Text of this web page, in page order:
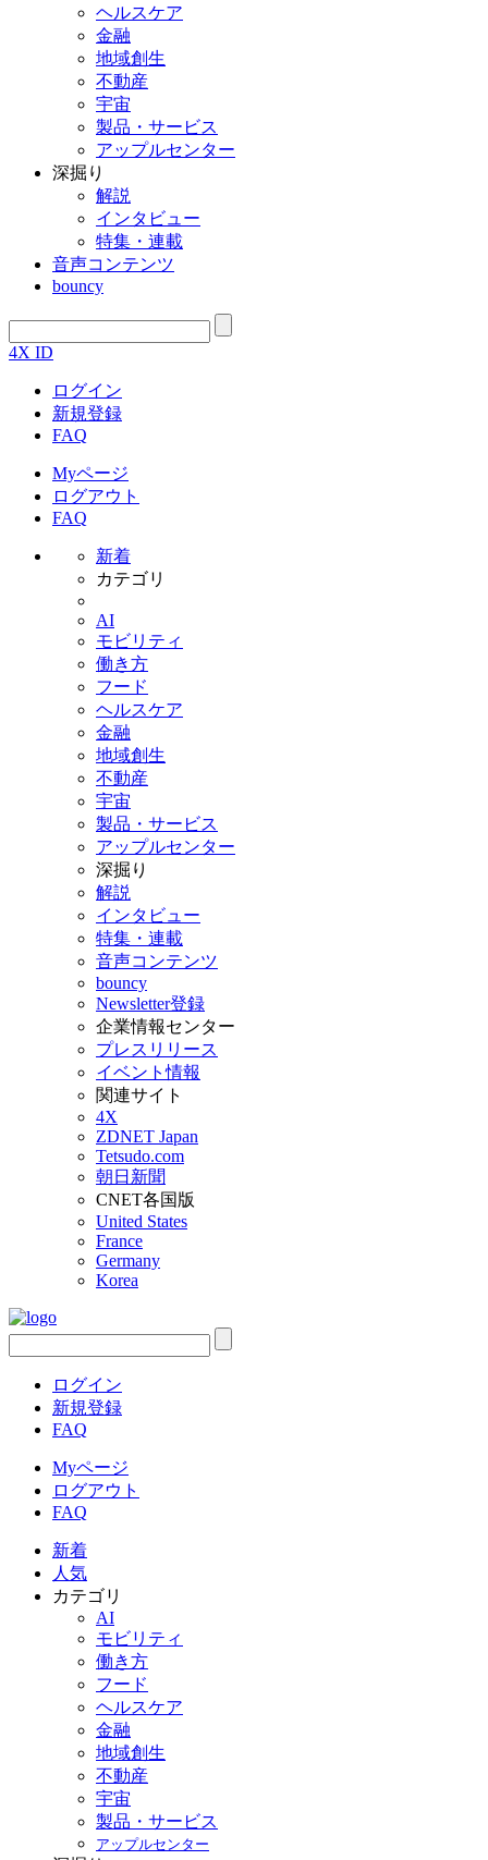
ヘルスケア
金融
地域創生
不動産
宇宙
製品・サービス
アップルセンター
深掘り
解説
インタビュー
特集・連載
音声コンテンツ
bouncy
4X ID
ログイン
新規登録
FAQ
Myページ
ログアウト
FAQ
新着
カテゴリ
AI
モビリティ
働き方
フード
ヘルスケア
金融
地域創生
不動産
宇宙
製品・サービス
アップルセンター
深掘り
解説
インタビュー
特集・連載
音声コンテンツ
bouncy
Newsletter登録
企業情報センター
プレスリリース
イベント情報
関連サイト
4X
ZDNET Japan
Tetsudo.com
朝日新聞
CNET各国版
United States
France
Germany
Korea
ログイン
新規登録
FAQ
Myページ
ログアウト
FAQ
新着
人気
カテゴリ
AI
モビリティ
働き方
フード
ヘルスケア
金融
地域創生
不動産
宇宙
製品・サービス
アップルセンター